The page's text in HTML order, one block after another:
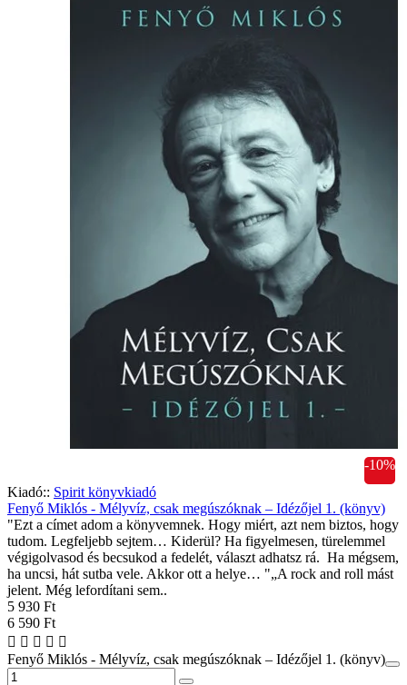
-10%
Kiadó:: Spirit könyvkiadó
Fenyő Miklós - Mélyvíz, csak megúszóknak – Idézőjel 1. (könyv)
"Ezt a címet adom a könyvemnek. Hogy miért, azt nem biztos, hogy
tudom. Legfeljebb sejtem… Kiderül? Ha figyelmesen, türelemmel
végigolvasod és becsukod a fedelét, választ adhatsz rá. Ha mégsem,
ha uncsi, hát sutba vele. Akkor ott a helye… "„A rock and roll mást
jelent. Még lefordítani sem..
5 930 Ft
6 590 Ft
Fenyő Miklós - Mélyvíz, csak megúszóknak – Idézőjel 1. (könyv)